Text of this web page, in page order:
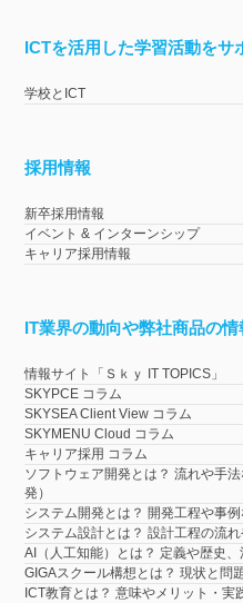
ICTを活用した学習活動をサ
学校とICT
採用情報
新卒採用情報
イベント & インターンシップ
キャリア採用情報
IT業界の動向や弊社商品の
情報サイト「Ｓｋｙ IT TOPICS」
SKYPCE コラム
SKYSEA Client View コラム
SKYMENU Cloud コラム
キャリア採用 コラム
ソフトウェア開発とは？ 流れや手
発）
システム開発とは？ 開発工程や事
システム設計とは？ 設計工程の流
AI（人工知能）とは？ 定義や歴史
GIGAスクール構想とは？ 現状と問
ICT教育とは？ 意味やメリット・実